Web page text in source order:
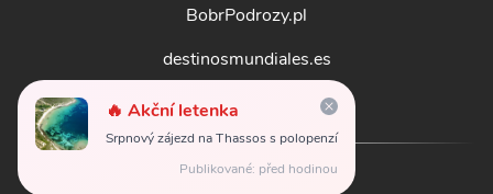
🔥 Akční letenka
Srpnový zájezd na Thassos s polopenzí
Publikované: před hodinou
BobrPodrozy.pl
destinosmundiales.es
guidadestinazioni.it
© 2026 obletsvet.cz